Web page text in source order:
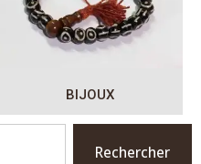
BIJOUX
Rechercher